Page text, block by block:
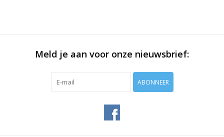
Meld je aan voor onze nieuwsbrief:
ABONNEER